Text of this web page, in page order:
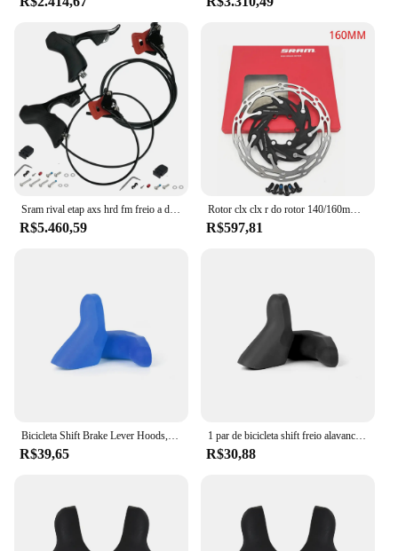
Sram rival etap axs hrd fm freio a disco hidráulico com alavanca de deslocamento/freio v freio de estrada cascalho hidráulico 2 pistões freio
R$5.460,59
Rotor clx clx r do rotor 140/160mm 180mm original com número de série mountain bike sram red etap axs força rival x01 gx
R$597,81
Bicicleta Shift Brake Lever Hoods, suporte de silicone, capa para SRAM Apex Rival Force, vermelho, 10, 20 velocidade
R$39,65
1 par de bicicleta shift freio alavanca capas capa para-sram apex rival força vermelha 10/20 velocidade shifter silicone capa componentes
R$30,88